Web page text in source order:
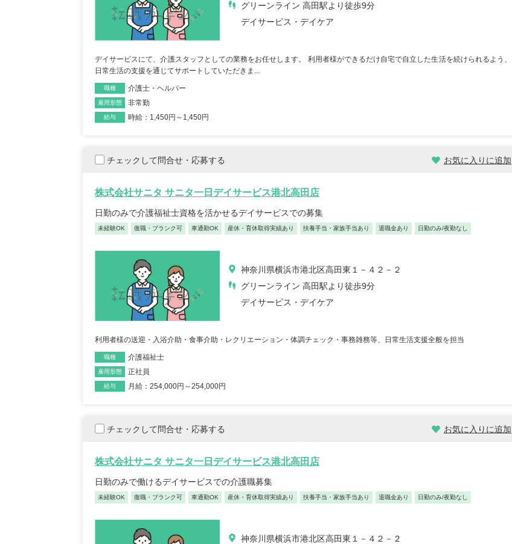
グリーンライン 高田駅より徒歩9分
デイサービス・デイケア
デイサービスにて、介護スタッフとしての業務をお任せします。 利用者様ができるだけ自宅で自立した生活を続けられるよう、
日常生活の支援を通じてサポートしていただきま...
職種 介護士・ヘルパー
雇用形態 非常勤
給与 時給：1,450円～1,450円
チェックして問合せ・応募する お気に入りに追加
株式会社サニタ サニタ一日デイサービス港北高田店
日勤のみで介護福祉士資格を活かせるデイサービスでの募集
未経験OK 復職・ブランク可 車通勤OK 産休・育休取得実績あり 扶養手当・家族手当あり 退職金あり 日勤のみ/夜勤なし
神奈川県横浜市港北区高田東１－４２－２
グリーンライン 高田駅より徒歩9分
デイサービス・デイケア
利用者様の送迎・入浴介助・食事介助・レクリエーション・体調チェック・事務雑務等、日常生活支援全般を担当
職種 介護福祉士
雇用形態 正社員
給与 月給：254,000円～254,000円
チェックして問合せ・応募する お気に入りに追加
株式会社サニタ サニタ一日デイサービス港北高田店
日勤のみで働けるデイサービスでの介護職募集
未経験OK 復職・ブランク可 車通勤OK 産休・育休取得実績あり 扶養手当・家族手当あり 退職金あり 日勤のみ/夜勤なし
神奈川県横浜市港北区高田東１－４２－２